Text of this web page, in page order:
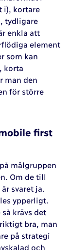
i), kortare
tydligare
enkla att
element
som kan
korta
man den
för större
first
målgruppen
Om de till
svaret ja.
ypperligt.
krävs det
bra, man
på strategi
och